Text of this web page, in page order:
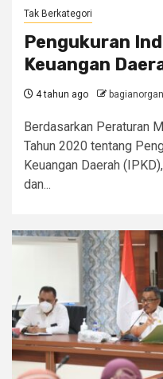
Tak Berkategori
Pengukuran
Keuangan
4 tahun ago
Berdasarkan Peraturan
Tahun 2020 tentang
Keuangan Daerah
dan...